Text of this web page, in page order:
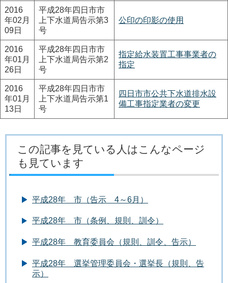
2016
年02月
09日
平成28年四日市市
上下水道局告示第3
号
公印の印影の使用
2016
年01月
26日
平成28年四日市市
上下水道局告示第2
号
指定給水装置工事事業者の
指定
2016
年01月
13日
平成28年四日市市
上下水道局告示第1
号
四日市市公共下水道排水設
備工事指定業者の変更
この記事を見ている人はこんなページ
も見ています
平成28年 市（告示 4～6月）
平成28年 市（条例、規則、訓令）
平成28年 教育委員会（規則、訓令、告示）
平成28年 選挙管理委員会・選挙長（規則、告
示）